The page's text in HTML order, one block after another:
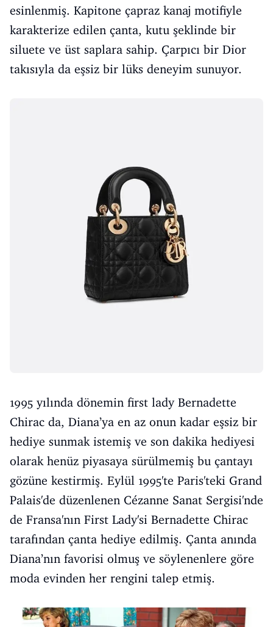
esinlenmiş. Kapitone çapraz kanaj motifiyle
karakterize edilen çanta, kutu şeklinde bir
siluete ve üst saplara sahip. Çarpıcı bir Dior
takısıyla da eşsiz bir lüks deneyim sunuyor.
1995 yılında dönemin first lady Bernadette
Chirac da, Diana’ya en az onun kadar eşsiz bir
hediye sunmak istemiş ve son dakika hediyesi
olarak henüz piyasaya sürülmemiş bu çantayı
gözüne kestirmiş. Eylül 1995'te Paris'teki Grand
Palais'de düzenlenen Cézanne Sanat Sergisi'nde
de Fransa'nın First Lady'si Bernadette Chirac
tarafından çanta hediye edilmiş. Çanta anında
Diana’nın favorisi olmuş ve söylenenlere göre
moda evinden her rengini talep etmiş.